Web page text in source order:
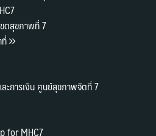
ตสุขภาพที่ 7
ะการเงิน ศูนย์สุขภาพจิตที่ 7
for MHC7